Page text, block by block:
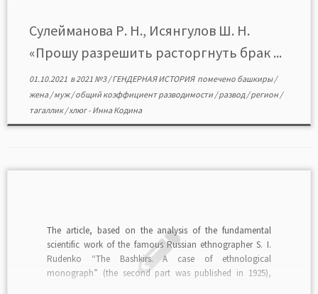
Сулейманова Р. Н., Исянгулов Ш. Н.
«Прошу разрешить расторгнуть брак ...
01.10.2021в2021 №3/ГЕНДЕРНАЯ ИСТОРИЯ помечено башкиры/
жена/муж/общий коэффициент разводимости /развод/регион /
тагаллик/хлюг- Инна Кодина
The article, based on the analysis of the fundamental
scientific work of the famous Russian ethnographer S. I.
Rudenko “The Bashkirs. A case of ethnological
monograph” (the second part was published in 1925),